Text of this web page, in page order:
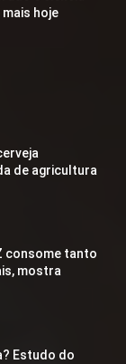
hoje
de agricultura
consome tanto
mostra
Estudo do